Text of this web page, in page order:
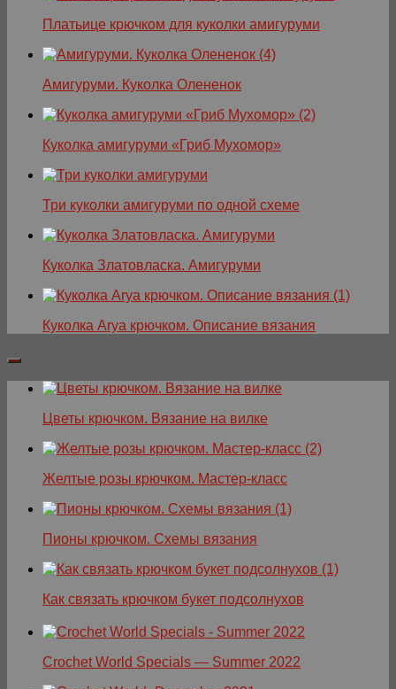
Платьице крючком для куколки амигуруми
Амигуруми. Куколка Олененок
Куколка амигуруми «Гриб Мухомор»
Три куколки амигуруми по одной схеме
Куколка Златовласка. Амигуруми
Куколка Arya крючком. Описание вязания
Цветы крючком. Вязание на вилке
Желтые розы крючком. Мастер-класс
Пионы крючком. Схемы вязания
Как связать крючком букет подсолнухов
Crochet World Specials — Summer 2022